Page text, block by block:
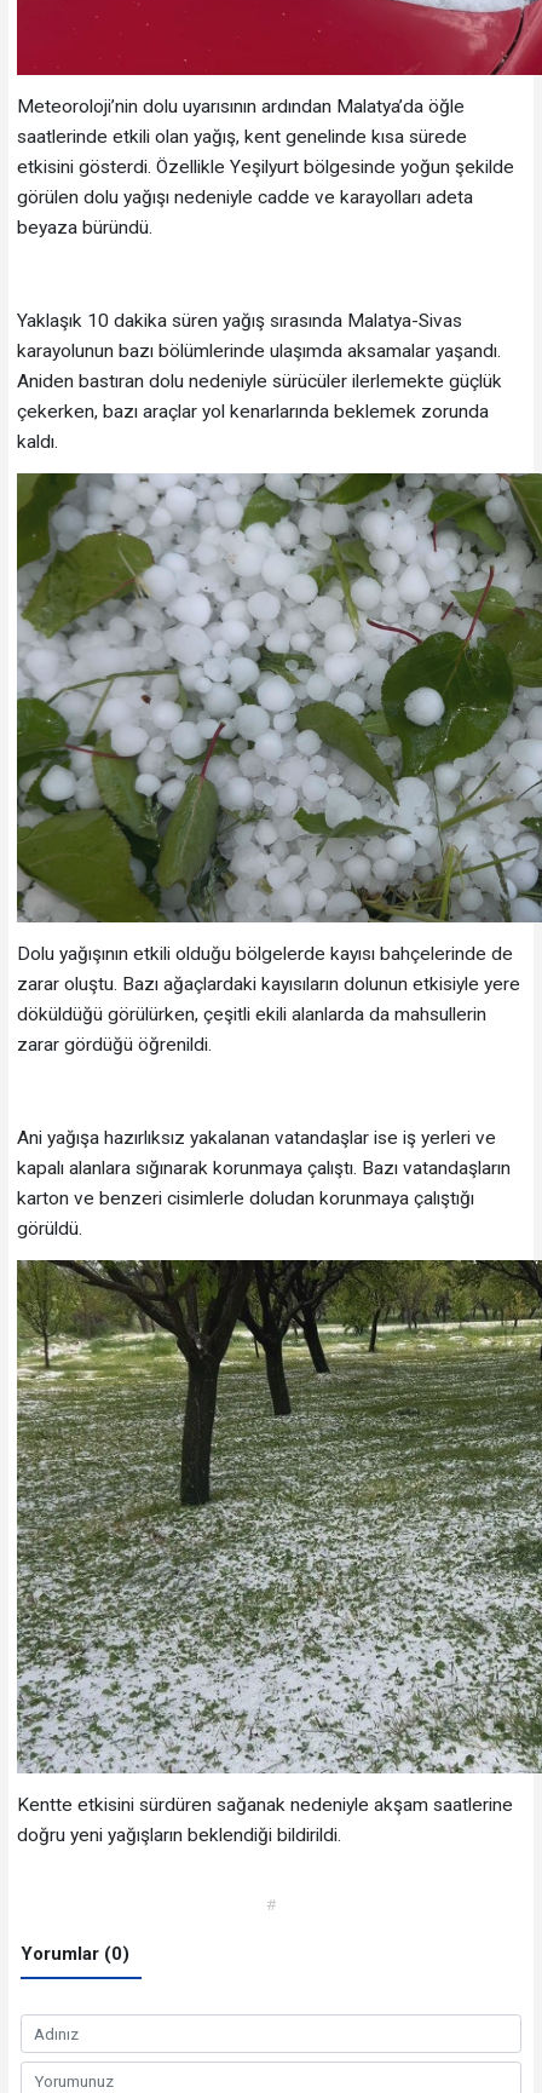
Meteoroloji’nin dolu uyarısının ardından Malatya’da öğle
saatlerinde etkili olan yağış, kent genelinde kısa sürede
etkisini gösterdi. Özellikle Yeşilyurt bölgesinde yoğun şekilde
görülen dolu yağışı nedeniyle cadde ve karayolları adeta
beyaza büründü.
Yaklaşık 10 dakika süren yağış sırasında Malatya-Sivas
karayolunun bazı bölümlerinde ulaşımda aksamalar yaşandı.
Aniden bastıran dolu nedeniyle sürücüler ilerlemekte güçlük
çekerken, bazı araçlar yol kenarlarında beklemek zorunda
kaldı.
Dolu yağışının etkili olduğu bölgelerde kayısı bahçelerinde de
zarar oluştu. Bazı ağaçlardaki kayısıların dolunun etkisiyle yere
döküldüğü görülürken, çeşitli ekili alanlarda da mahsullerin
zarar gördüğü öğrenildi.
Ani yağışa hazırlıksız yakalanan vatandaşlar ise iş yerleri ve
kapalı alanlara sığınarak korunmaya çalıştı. Bazı vatandaşların
karton ve benzeri cisimlerle doludan korunmaya çalıştığı
görüldü.
Kentte etkisini sürdüren sağanak nedeniyle akşam saatlerine
doğru yeni yağışların beklendiği bildirildi.
#
Yorumlar (0)